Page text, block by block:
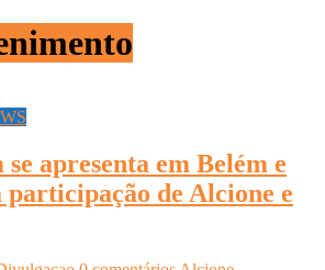
apresenta em Belém e
participação de Alcione e